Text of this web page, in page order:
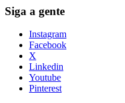
Siga a gente
Instagram
Facebook
X
Linkedin
Youtube
Pinterest